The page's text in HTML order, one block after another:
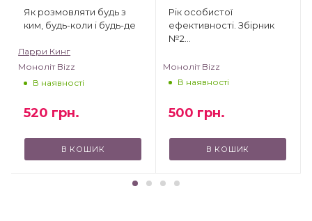
Як розмовляти будь з
ким, будь-коли і будь-де
Ларри Кинг
Моноліт Bizz
В наявності
520 грн.
В КОШИК
Рік особистої
ефективності. Збірник
№2
інтелект)
Моноліт Bizz
В наявності
500 грн.
В КОШИК